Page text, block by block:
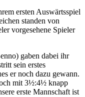
ersten Auswärtsspiel
standen von
vorgesehene Spieler
gaben dabei ihr
sein erstes
er noch dazu gewann.
mit 3½:4½ knapp
erste Mannschaft ist